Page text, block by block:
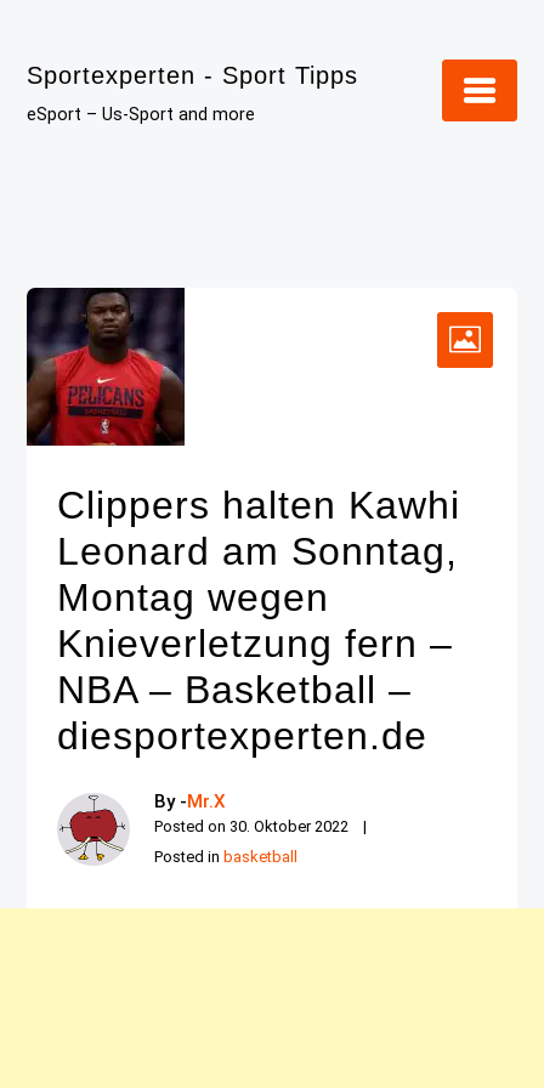
content
Sportexperten - Sport Tipps
eSport – Us-Sport and more
Clippers halten Kawhi
Leonard am Sonntag,
Montag wegen
Knieverletzung fern –
NBA – Basketball –
diesportexperten.de
By -Mr.X
Posted on 30. Oktober 2022
Posted in basketball